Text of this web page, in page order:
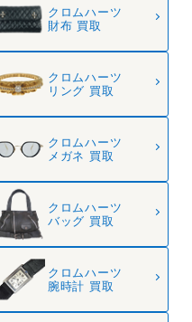
クロムハーツ
財布 買取
クロムハーツ
リング 買取
クロムハーツ
メガネ 買取
クロムハーツ
バッグ 買取
クロムハーツ
腕時計 買取